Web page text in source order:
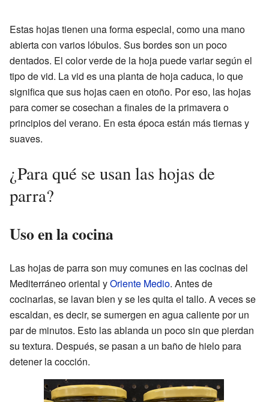
Estas hojas tienen una forma especial, como una mano
abierta con varios lóbulos. Sus bordes son un poco
dentados. El color verde de la hoja puede variar según el
tipo de vid. La vid es una planta de hoja caduca, lo que
significa que sus hojas caen en otoño. Por eso, las hojas
para comer se cosechan a finales de la primavera o
principios del verano. En esta época están más tiernas y
suaves.
¿Para qué se usan las hojas de
parra?
Uso en la cocina
Las hojas de parra son muy comunes en las cocinas del
Mediterráneo oriental yOriente Medio. Antes de
cocinarlas, se lavan bien y se les quita el tallo. A veces se
escaldan, es decir, se sumergen en agua caliente por un
par de minutos. Esto las ablanda un poco sin que pierdan
su textura. Después, se pasan a un baño de hielo para
detener la cocción.